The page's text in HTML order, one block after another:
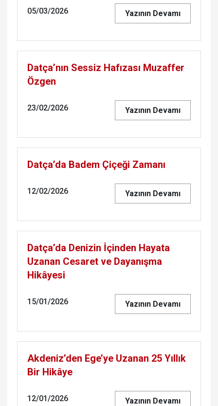
05/03/2026 Yazının Devamı
Datça’nın Sessiz Hafızası Muzaffer
Özgen
23/02/2026 Yazının Devamı
Datça’da Badem Çiçeği Zamanı
12/02/2026 Yazının Devamı
Datça’da Denizin İçinden Hayata
Uzanan Cesaret ve Dayanışma
Hikâyesi
15/01/2026 Yazının Devamı
Akdeniz’den Ege’ye Uzanan 25 Yıllık
Bir Hikâye
12/01/2026 Yazının Devamı